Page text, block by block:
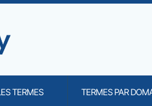
etc.
TERMES TERMES PAR